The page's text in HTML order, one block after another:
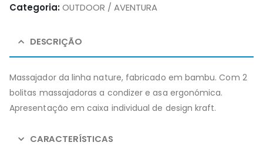
Categoria:OUTDOOR / AVENTURA
DESCRIÇÃO
Massajador da linha nature, fabricado em bambu. Com 2
bolitas massajadoras a condizer e asa ergonómica.
Apresentação em caixa individual de design kraft.
CARACTERÍSTICAS